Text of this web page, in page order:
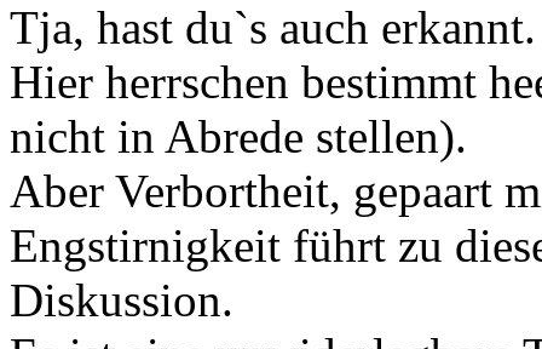
Tja, hast du`s auch
Hier herrschen bestimmt
nicht in Abrede stellen).
Aber Verbortheit, gepaart
Engstirnigkeit führt zu
Diskussion.